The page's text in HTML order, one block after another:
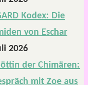
Kodex: Die
von Eschar
2026
der Chimären:
mit Zoe aus